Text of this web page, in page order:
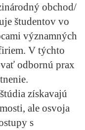
obchod/
študentov vo
významných
V týchto
odbornú prax
získavajú
ale osvoja
s